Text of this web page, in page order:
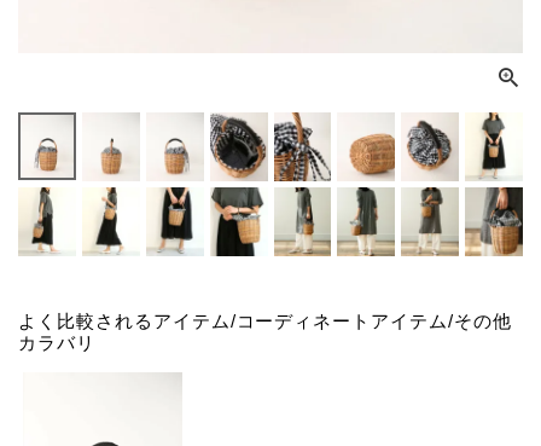
よく比較されるアイテム/コーディネートアイテム/その他
カラバリ